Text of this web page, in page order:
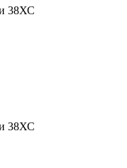
38ХС
38ХС